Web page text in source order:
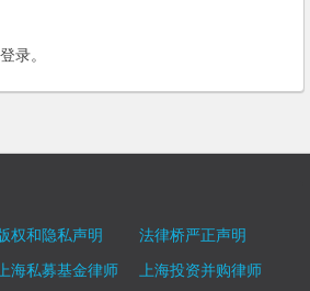
登录。
权和隐私声明
法律桥严正声明
上海私募基金律师
上海投资并购律师